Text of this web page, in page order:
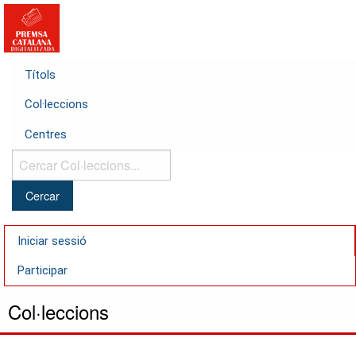
Títols
Col·leccions
Centres
Cercar
Col·leccions...
Iniciar sessió
Participar
Col·leccions